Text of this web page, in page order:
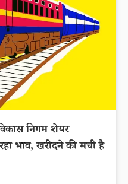
निगम शेयर
भाव, खरीदने की मची है